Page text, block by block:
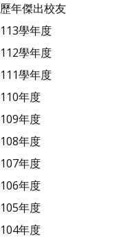
歷年傑出校友
113學年度
112學年度
111學年度
110年度
109年度
108年度
107年度
106年度
105年度
104年度